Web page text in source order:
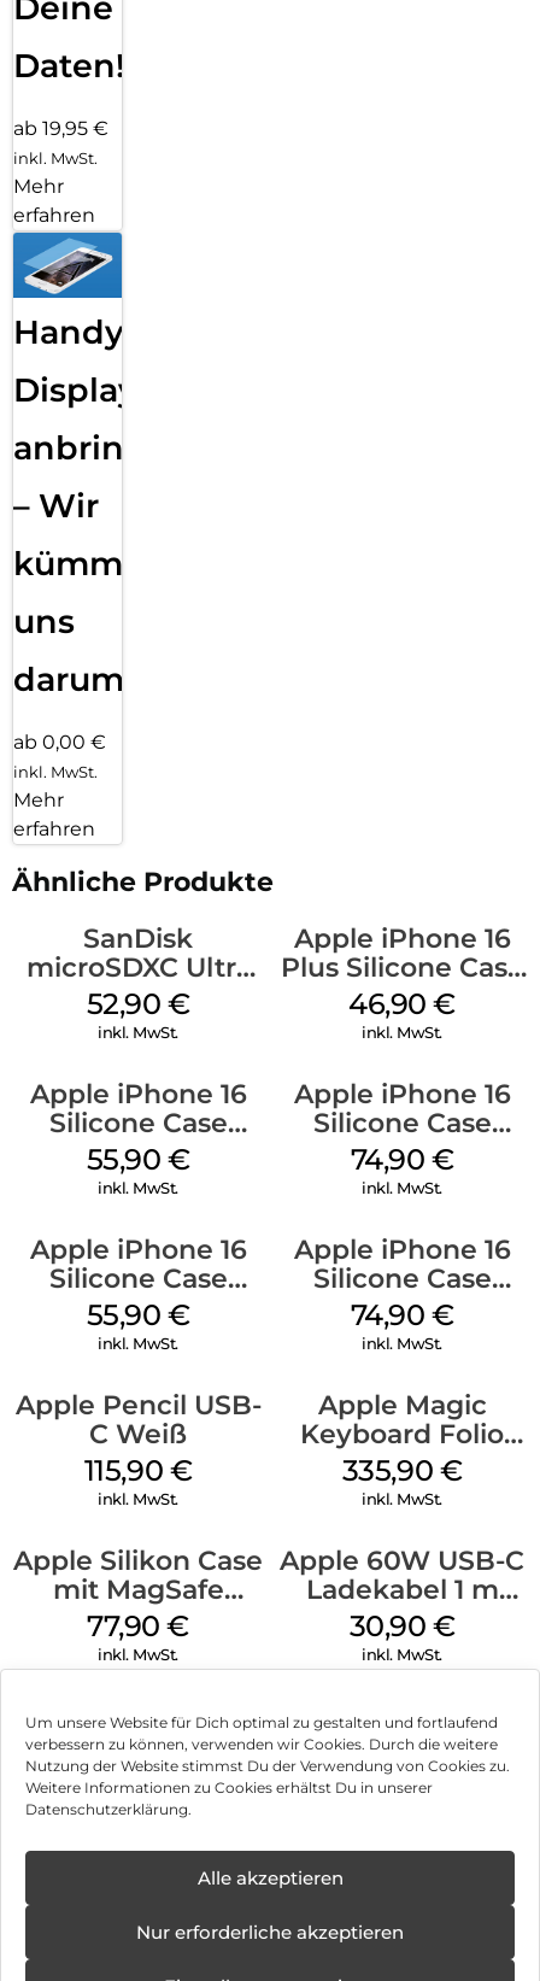
Um unsere Website für Dich optimal zu gestalten und fortlaufend
verbessern zu können, verwenden wir Cookies. Durch die weitere
Nutzung der Website stimmst Du der Verwendung von Cookies zu.
Weitere Informationen zu Cookies erhältst Du in unserer
Datenschutzerklärung.
Alle akzeptieren
Nur erforderliche akzeptieren
Daten!
ab 19,95 €
inkl. MwSt.
Mehr
erfahren
Handy
Displayfolie
anbringen
– Wir
kümmern
uns
darum!
ab 0,00 €
inkl. MwSt.
Mehr
erfahren
Ähnliche Produkte
SanDisk
microSDXC Ultra
128 GB + Adapter
Mobile
52,90 €
inkl. MwSt.
Apple iPhone 16
Plus Silicone Case
MagSafe Stone
Gray
46,90€
inkl. MwSt.
Apple iPhone 16
Silicone Case
MagSafe
Ultramarine
55,90 €
inkl. MwSt.
Apple iPhone 16
Silicone Case
MagSafe Lake
Green
74,90 €
inkl. MwSt.
Apple iPhone 16
Silicone Case
MagSafe Plum
55,90 €
inkl. MwSt.
Apple iPhone 16
Silicone Case
MagSafe Black
74,90 €
inkl. MwSt.
Apple Pencil USB-
C Weiß
115,90 €
inkl. MwSt.
Apple Magic
Keyboard Folio
iPad 10.9″ (10.Gen.)
Weiß
335,90 €
inkl. MwSt.
Apple Silikon Case
mit MagSafe
iPhone 14 Pro
(PRODUCT)RED
77,90€
inkl. MwSt.
Apple 60W USB-C
Ladekabel 1 m
Weiß
30,90 €
inkl. MwSt.
Impressum
Hinweis zur Batterieentsorgung